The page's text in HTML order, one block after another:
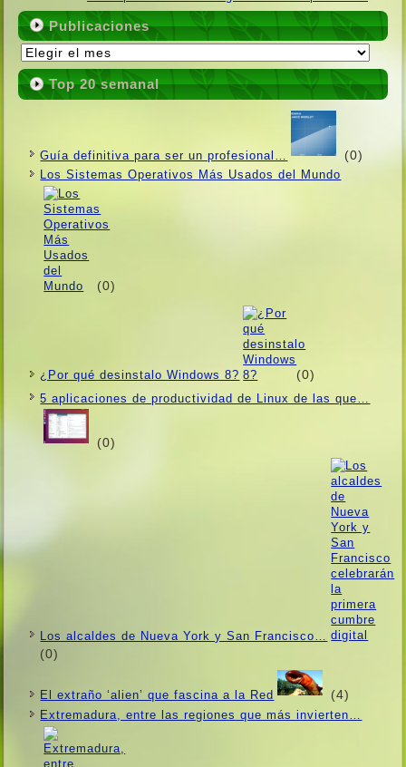
Publicaciones
Publicaciones
Top 20 semanal
Guí­a definitiva para ser un profesional… (0)
Los Sistemas Operativos Más Usados ​​del Mundo
(0)
¿Por qué desinstalo Windows 8? (0)
5 aplicaciones de productividad de Linux de las que…
(0)
Los alcaldes de Nueva York y San Francisco…
(0)
El extraño ‘alien’ que fascina a la Red (4)
Extremadura, entre las regiones que más invierten…